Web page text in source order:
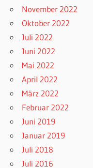
November 2022
Oktober 2022
Juli 2022
Juni 2022
Mai 2022
April 2022
März 2022
Februar 2022
Juni 2019
Januar 2019
Juli 2018
Juli 2016